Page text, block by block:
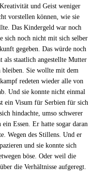
und Geist weniger
vorstellen können, wie sie
Das Kindergeld war noch
sich noch nicht mit sich selber
gegeben. Das würde noch
als staatlich angestellte Mutter
Sie wollte mit dem
redeten wieder alle von
Und sie konnte nicht einmal
ein Visum für Serbien für sich
hindachte, umso schwerer
Essen. Er hatte sogar daran
Wegen des Stillens. Und er
und sie konnte sich
böse. Oder weil die
die Verhältnisse aufgeregt.